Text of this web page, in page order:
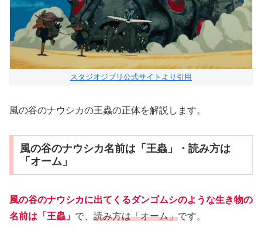
スタジオジブリ公式サイトより引用
風の谷のナウシカの王蟲の正体を解説します。
風の谷のナウシカ名前は「王蟲」・読み方は
「オーム」
風の谷のナウシカに出てくるダンゴムシのような生き物の
名前は「王蟲」 で、 読み方は「オーム」です。